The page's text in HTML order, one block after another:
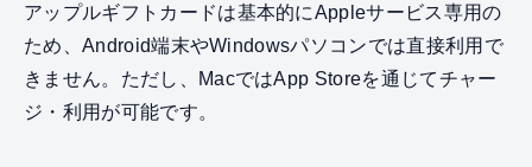
アップルギフトカードは基本的にAppleサービス専用の
ため、Android端末やWindowsパソコンでは直接利用で
きません。ただし、MacではApp Storeを通じてチャー
ジ・利用が可能です。